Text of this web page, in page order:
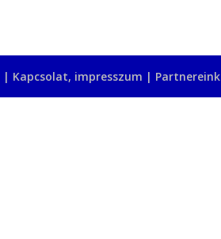
| Kapcsolat, impresszum | Partnereink